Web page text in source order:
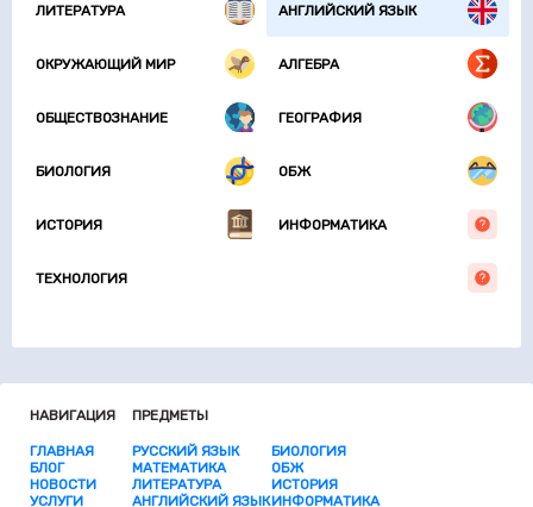
ЛИТЕРАТУРА АНГЛИЙСКИЙ ЯЗЫК
ОКРУЖАЮЩИЙ МИР АЛГЕБРА
ОБЩЕСТВОЗНАНИЕ ГЕОГРАФИЯ
БИОЛОГИЯ ОБЖ
ИСТОРИЯ ИНФОРМАТИКА
ТЕХНОЛОГИЯ
НАВИГАЦИЯ
ГЛАВНАЯ
БЛОГ
НОВОСТИ
УСЛУГИ
ПРЕДМЕТЫ
РУССКИЙ ЯЗЫК
МАТЕМАТИКА
ЛИТЕРАТУРА
АНГЛИЙСКИЙ ЯЗЫК
БИОЛОГИЯ
ОБЖ
ИСТОРИЯ
ИНФОРМАТИКА